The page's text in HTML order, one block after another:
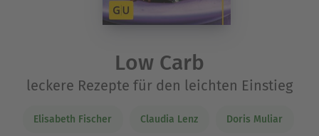
Low Carb
leckere Rezepte für den leichten Einstieg
Elisabeth Fischer Claudia Lenz Doris Muliar